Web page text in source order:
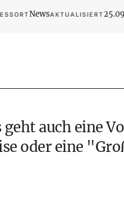
NewsAKTUALISIERT
auch eine
oder eine